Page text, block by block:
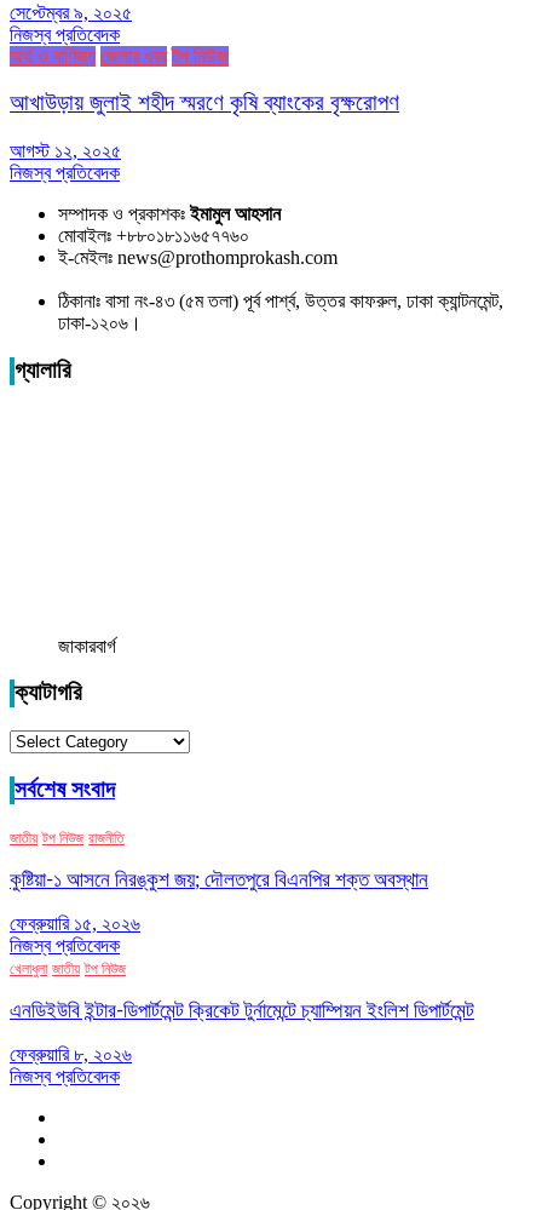
সেপ্টেম্বর ৯, ২০২৫
নিজস্ব প্রতিবেদক
অর্থ ও বাণিজ্য জেলার খবর টপ নিউজ
আখাউড়ায় জুলাই শহীদ স্মরণে কৃষি ব্যাংকের বৃক্ষরোপণ
আগস্ট ১২, ২০২৫
নিজস্ব প্রতিবেদক
সম্পাদক ও প্রকাশকঃইমামুল আহসান
মোবাইলঃ +৮৮০১৮১১৬৫৭৭৬০
ই-মেইলঃ news@prothomprokash.com
ঠিকানাঃ বাসা নং-৪৩ (৫ম তলা) পূর্ব পার্শ্ব, উত্তর কাফরুল, ঢাকা ক্যান্টনমেন্ট,
ঢাকা-১২০৬।
গ্যালারি
জাকারবার্গ
ক্যাটাগরি
ক্যাটাগরি
সর্বশেষ সংবাদ
জাতীয় টপ নিউজ রাজনীতি
কুষ্টিয়া-১ আসনে নিরঙ্কুশ জয়; দৌলতপুরে বিএনপির শক্ত অবস্থান
ফেব্রুয়ারি ১৫, ২০২৬
নিজস্ব প্রতিবেদক
খেলাধুলা জাতীয় টপ নিউজ
এনডিইউবি ইন্টার-ডিপার্টমেন্ট ক্রিকেট টুর্নামেন্টে চ্যাম্পিয়ন ইংলিশ ডিপার্টমেন্ট
ফেব্রুয়ারি ৮, ২০২৬
নিজস্ব প্রতিবেদক
Copyright © ২০২৬